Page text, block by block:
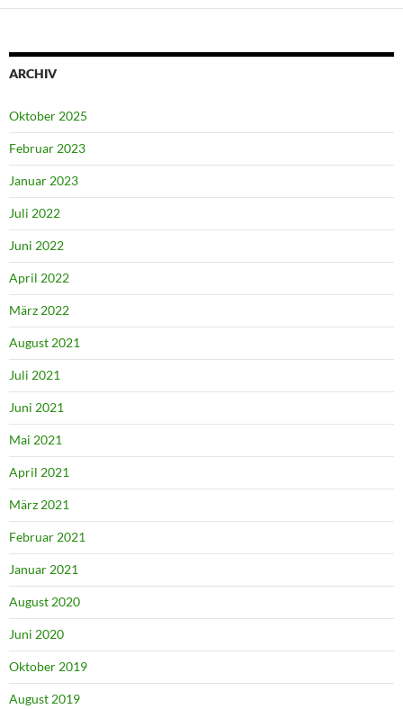
ARCHIV
Oktober 2025
Februar 2023
Januar 2023
Juli 2022
Juni 2022
April 2022
März 2022
August 2021
Juli 2021
Juni 2021
Mai 2021
April 2021
März 2021
Februar 2021
Januar 2021
August 2020
Juni 2020
Oktober 2019
August 2019